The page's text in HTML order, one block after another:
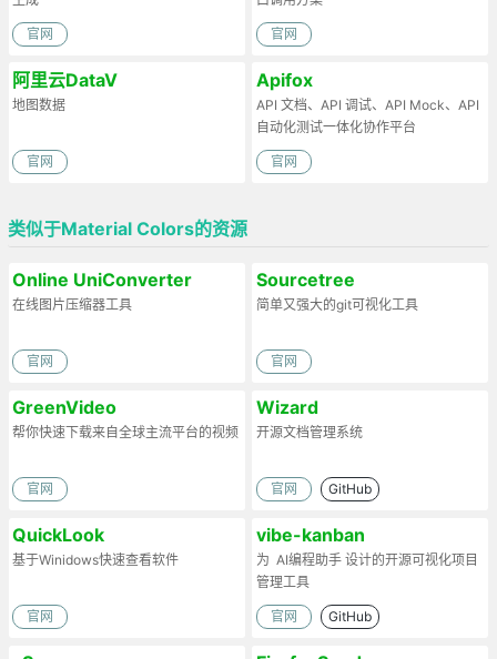
官网 官网
阿里云DataV
地图数据
官网
Apifox
API 文档、API 调试、API Mock、API
自动化测试一体化协作平台
官网
类似于Material Colors的资源
Online UniConverter
在线图片压缩器工具
官网
Sourcetree
简单又强大的git可视化工具
官网
GreenVideo
帮你快速下载来自全球主流平台的视频
官网
Wizard
开源文档管理系统
官网 GitHub
QuickLook
基于Winidows快速查看软件
官网
vibe-kanban
为 ‌ AI编程助手 设计的开源可视化项目
管理工具
官网 GitHub